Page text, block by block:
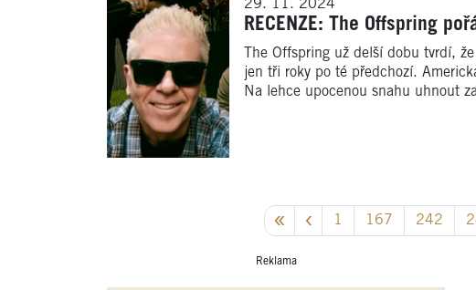
29. 11. 2024
RECENZE: The Offspring
The Offspring už delší dobu tvrdí,
jen tři roky po té předchozí.
Na lehce upocenou snahu uhnout
1 167 242
Reklama